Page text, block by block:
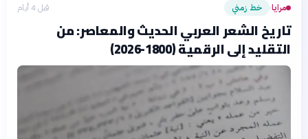
مرايا› خط زمني قبل 4 أيام
تاريخ الشعر العربي الحديث والمعاصر: من
التقليد إلى الرقمية (1800-2026)